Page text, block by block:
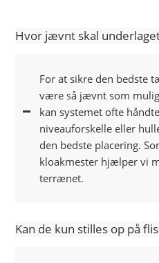
Hvor jævnt skal
For at sikre den bedste
være så jævnt som
kan systemet ofte
niveauforskelle eller
den bedste placering.
kloakmester hjælper vi
terrænet.
Kan de kun stilles op på